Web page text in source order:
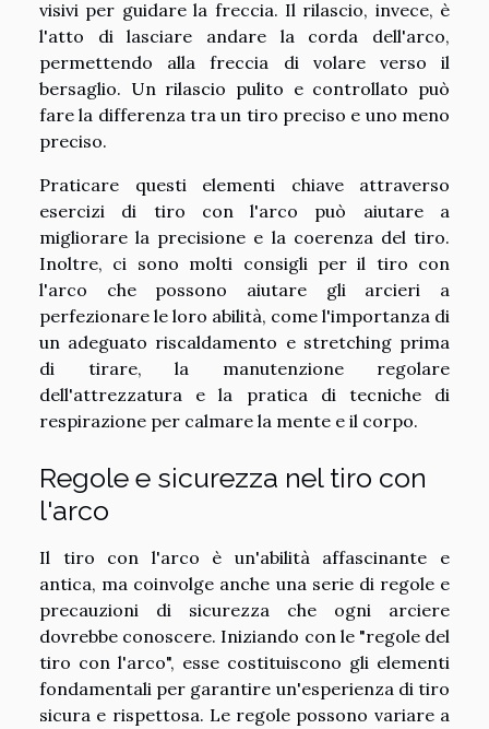
visivi per guidare la freccia. Il rilascio, invece, è
l'atto di lasciare andare la corda dell'arco,
permettendo alla freccia di volare verso il
bersaglio. Un rilascio pulito e controllato può
fare la differenza tra un tiro preciso e uno meno
preciso.
Praticare questi elementi chiave attraverso
esercizi di tiro con l'arco può aiutare a
migliorare la precisione e la coerenza del tiro.
Inoltre, ci sono molti consigli per il tiro con
l'arco che possono aiutare gli arcieri a
perfezionare le loro abilità, come l'importanza di
un adeguato riscaldamento e stretching prima
di tirare, la manutenzione regolare
dell'attrezzatura e la pratica di tecniche di
respirazione per calmare la mente e il corpo.
Regole e sicurezza nel tiro con
l'arco
Il tiro con l'arco è un'abilità affascinante e
antica, ma coinvolge anche una serie di regole e
precauzioni di sicurezza che ogni arciere
dovrebbe conoscere. Iniziando con le "regole del
tiro con l'arco", esse costituiscono gli elementi
fondamentali per garantire un'esperienza di tiro
sicura e rispettosa. Le regole possono variare a